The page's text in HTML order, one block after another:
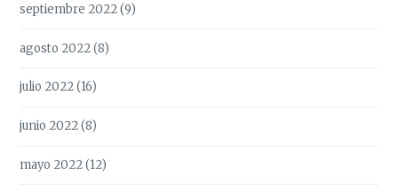
septiembre 2022(9)
agosto 2022(8)
julio 2022(16)
junio 2022(8)
mayo 2022(12)